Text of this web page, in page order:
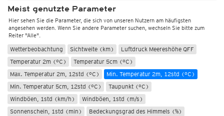
Meist genutzte Parameter
Hier sehen Sie die Parameter, die sich von unseren Nutzern am häufigsten
angesehen werden. Wenn Sie andere Parameter suchen, wechseln Sie bitte zum
Reiter "Alle".
Wetterbeobachtung Sichtweite (km)
Luftdruck Meereshöhe QFF
Temperatur 2m (°C)
Temperatur 5cm (°C)
Max. Temperatur 2m, 12std (°C)
Min. Temperatur 2m, 12std (°C)
Min. Temperatur 5cm, 12std (°C)
Taupunkt (°C)
Windböen, 1std (km/h)
Windböen, 1std (m/s)
Sonnenschein, 1std (min)
Bedeckungsgrad des Himmels (%)